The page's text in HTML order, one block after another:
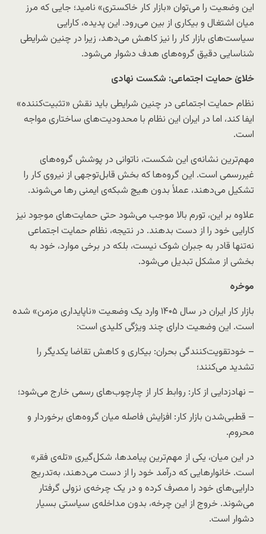
این وضعیت را می‌توان «بازار کار خاکستری» نامید؛ جایی که مرز
میان اشتغال و بیکاری از بین می‌رود. این پدیده، کارایی
سیاست‌های بازار کار را نیز کاهش می‌دهد، زیرا در چنین شرایطی
شناسایی دقیق گروه‌های هدف دشوار می‌شود.
خلائ حمایت اجتماعی: شکست نهادی
نظام حمایت اجتماعی در چنین شرایطی باید نقش «تثبیت‌کننده»
ایفا کند، اما در ایران این نظام با محدودیت‌های ساختاری مواجه
است.
مهم‌ترین نشانه‌ی این شکست، ناتوانی در پوشش گروه‌های
غیررسمی است. این گروه‌ها که بخش قابل‌توجهی از نیروی کار را
تشکیل می‌دهند، عملاً بدون هیچ شبکه‌ی ایمنی رها می‌شوند.
علاوه بر این، تورم بالا موجب می‌شود حتی حمایت‌های موجود نیز
کارایی خود را از دست بدهند. در نتیجه، نظام حمایت اجتماعی
نه‌تنها قادر به جبران شوک نیست، بلکه در برخی موارد، خود به
بخشی از مشکل تبدیل می‌شود.
موخره
بازار کار ایران در سال ۱۴۰۵ وارد یک وضعیت «ناپایداری مزمن» شده
است. این وضعیت دارای چند ویژگی کلیدی است:
– خودتقویت‌کنندگی بحران: بیکاری و کاهش تقاضا یکدیگر را
تشدید می‌کنند؛
– نهادزدایی از کار: روابط کار از چارچوب‌های رسمی خارج می‌شود؛
– قطبی‌شدن بازار کار: افزایش فاصله میان گروه‌های برخوردار و
محروم.
در این میان، یکی از مهم‌ترین پیامدها، شکل‌گیری «تله‌ی فقر»
است. خانوارهایی که درآمد خود را از دست می‌دهند، به‌تدریج
دارایی‌های خود را مصرف کرده و در یک چرخه‌ی نزولی گرفتار
می‌شوند. خروج از این چرخه، بدون مداخله‌ی سیاستی بسیار
دشوار است.